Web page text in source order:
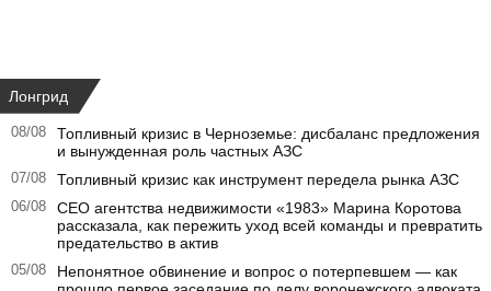
Лонгрид
08/08
Топливный кризис в Черноземье: дисбаланс предложения
и вынужденная роль частных АЗС
07/08 Топливный кризис как инструмент передела рынка АЗС
06/08
CEO агентства недвижимости «1983» Марина Коротова
рассказала, как пережить уход всей команды и превратить
предательство в актив
05/08
Непонятное обвинение и вопрос о потерпевшем — как